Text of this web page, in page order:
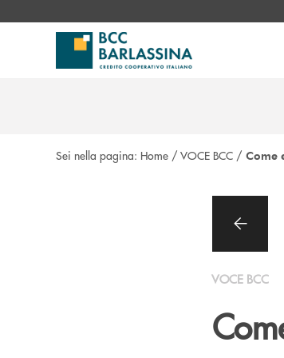
Sei nella pagina: Home / VOCE BCC / Come
VOCE BCC